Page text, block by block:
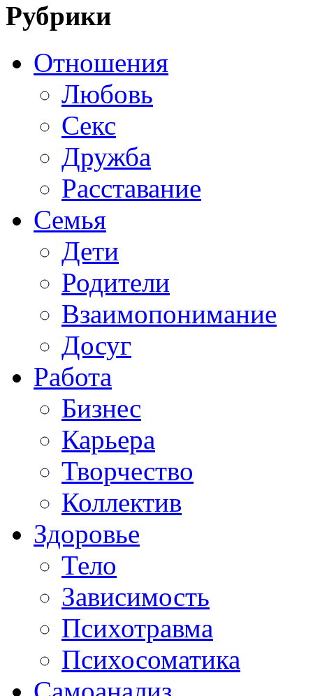
Рубрики
Отношения
Любовь
Секс
Дружба
Расставание
Семья
Дети
Родители
Взаимопонимание
Досуг
Работа
Бизнес
Карьера
Творчество
Коллектив
Здоровье
Тело
Зависимость
Психотравма
Психосоматика